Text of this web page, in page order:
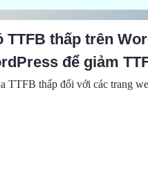
TTFB thấp trên
để giảm
TTFB thấp đối với các trang